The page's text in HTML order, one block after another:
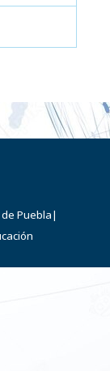
Puebla|